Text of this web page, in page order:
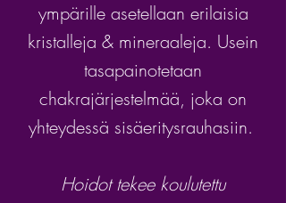
ympärille asetellaan erilaisia
kristalleja & mineraaleja. Usein
tasapainotetaan
chakrajärjestelmää, joka on
yhteydessä sisäeritysrauhasiin.
Hoidot tekee koulutettu